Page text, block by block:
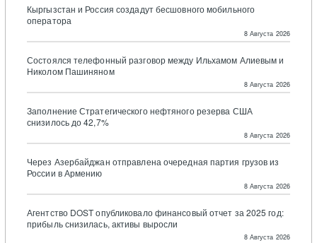
Кыргызстан и Россия создадут бесшовного мобильного
оператора
8 Августа 2026
Состоялся телефонный разговор между Ильхамом Алиевым и
Николом Пашиняном
8 Августа 2026
Заполнение Стратегического нефтяного резерва США
снизилось до 42,7%
8 Августа 2026
Через Азербайджан отправлена очередная партия грузов из
России в Армению
8 Августа 2026
Агентство DOST опубликовало финансовый отчет за 2025 год:
прибыль снизилась, активы выросли
8 Августа 2026